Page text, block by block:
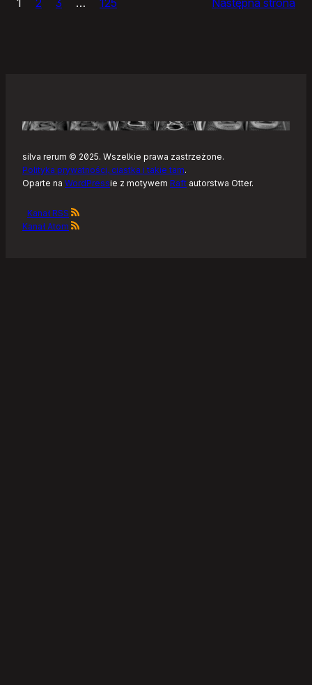
–
Linuksa
silva rerum © 2025. Wszelkie prawa zastrzeżone.
Polityka prywatności, ciastka i takie tam.
Oparte na WordPressie z motywem Raft autorstwa Otter.
Kanał RSS
Kanał Atom